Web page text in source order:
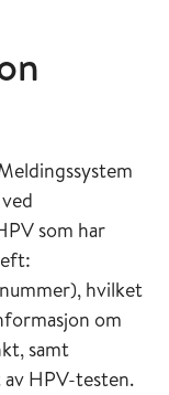
som har
hvilket
om
samt
HPV-testen.